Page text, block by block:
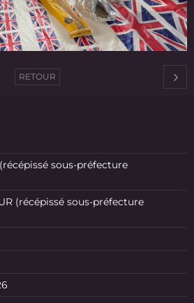
RETOUR
(récépissé sous-préfecture
(récépissé sous-préfecture